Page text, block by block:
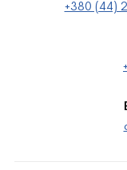
+380 (44)